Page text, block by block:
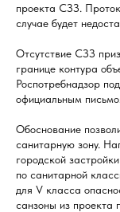
проекта СЗЗ.
случае будет
Отсутствие СЗЗ
границе контура
Роспотребнадзор
официальным
Обоснование
санитарную зону.
городской
по санитарной
для V класса
санзоны из проекта